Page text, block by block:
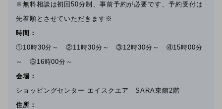
※無料相談は初回50分制、事前予約が必要です、予約受付は
先着順とさせていただきます※
時間：
①10時30分～ ②11時30分～ ③12時30分～ ④15時00分
～ ⑤16時00分～
会場：
ショッピングセンター エイスクエア SARA東館2階
住所：